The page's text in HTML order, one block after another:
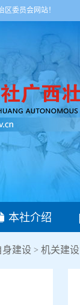
委员会网站！
本社介绍
身建设 > 机关建设